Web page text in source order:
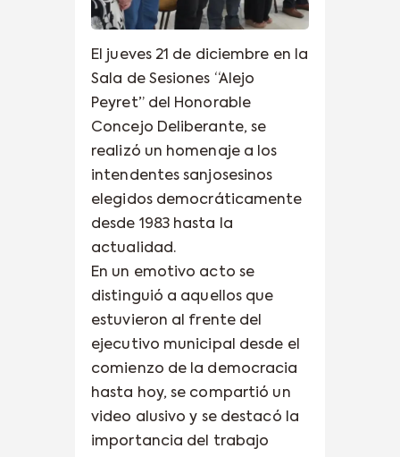
El jueves 21 de diciembre en la
Sala de Sesiones “Alejo
Peyret” del Honorable
Concejo Deliberante, se
realizó un homenaje a los
intendentes sanjosesinos
elegidos democráticamente
desde 1983 hasta la
actualidad.
En un emotivo acto se
distinguió a aquellos que
estuvieron al frente del
ejecutivo municipal desde el
comienzo de la democracia
hasta hoy, se compartió un
video alusivo y se destacó la
importancia del trabajo